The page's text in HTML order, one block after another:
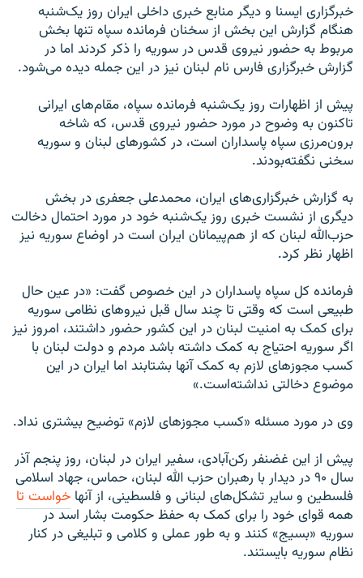
خبرگزاری ایسنا و دیگر منابع خبری داخلی ایران روز یک‌شنبه
هنگام گزارش این بخش از سخنان فرمانده سپاه تنها بخش
مربوط به حضور نیروی قدس در سوریه را ذکر کردند اما در
گزارش خبرگزاری فارس نام لبنان نیز در این جمله دیده می‌شود.
پیش از اظهارات روز یک‌شنبه فرمانده سپاه، مقام‌های ایرانی
تاکنون به وضوح در مورد حضور نیروی قدس، که شاخه
برون‌مرزی سپاه پاسداران است، در کشورهای لبنان و سوریه
سخنی نگفته‌بودند.
به گزارش خبرگزاری‌های ایران، محمدعلی جعفری در بخش
دیگری از نشست خبری روز یک‌شنبه خود در مورد احتمال دخالت
حزب‌الله لبنان که از هم‌پیمانان ایران است در اوضاع سوریه نیز
اظهار نظر کرد.
فرمانده کل سپاه پاسداران در این خصوص گفت: «در عین حال
طبیعی است که وقتی تا چند سال قبل نیروهای نظامی سوریه
برای کمک به امنیت لبنان در این کشور حضور داشتند، امروز نیز
اگر سوریه احتیاج به کمک داشته باشد مردم و دولت لبنان با
کسب مجوزهای لازم به کمک آنها بشتابند اما ایران در این
موضوع دخالتی نداشته‌است.»
وی در مورد مسئله «کسب مجوزهای لازم» توضیح بیشتری نداد.
پیش از این غضنفر رکن‌آبادی، سفیر ایران در لبنان، روز پنجم آذر
سال ۹۰ در دیدار با رهبران حزب الله لبنان، حماس، جهاد اسلامی
فلسطین و سایر تشکل‌های لبنانی و فلسطینی، از آنها خواست تا
همه قوای خود را برای کمک به حفظ حکومت بشار اسد در
سوریه «بسیج» کنند و به طور عملی و کلامی و تبلیغی در کنار
نظام سوریه بایستند.